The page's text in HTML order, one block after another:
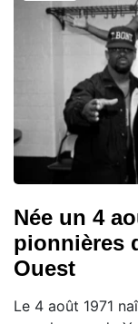
Née un 4
pionnières
Ouest
Le 4 août 1971